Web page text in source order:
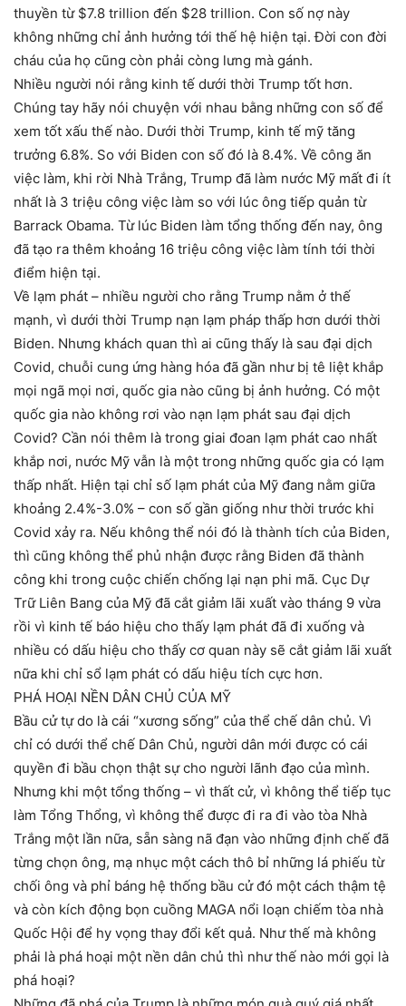
thuyền từ $7.8 trillion đến $28 trillion. Con số nợ này
không những chỉ ảnh hưởng tới thế hệ hiện tại. Đời con đời
cháu của họ cũng còn phải còng lưng mà gánh.
Nhiều người nói rằng kinh tế dưới thời Trump tốt hơn.
Chúng tay hãy nói chuyện với nhau bằng những con số để
xem tốt xấu thế nào. Dưới thời Trump, kinh tế mỹ tăng
trưởng 6.8%. So với Biden con số đó là 8.4%. Về công ăn
việc làm, khi rời Nhà Trắng, Trump đã làm nước Mỹ mất đi ít
nhất là 3 triệu công việc làm so với lúc ông tiếp quản từ
Barrack Obama. Từ lúc Biden làm tổng thống đến nay, ông
đã tạo ra thêm khoảng 16 triệu công việc làm tính tới thời
điểm hiện tại.
Về lạm phát – nhiều người cho rằng Trump nằm ở thế
mạnh, vì dưới thời Trump nạn lạm pháp thấp hơn dưới thời
Biden. Nhưng khách quan thì ai cũng thấy là sau đại dịch
Covid, chuỗi cung ứng hàng hóa đã gần như bị tê liệt khắp
mọi ngã mọi nơi, quốc gia nào cũng bị ảnh hưởng. Có một
quốc gia nào không rơi vào nạn lạm phát sau đại dịch
Covid? Cần nói thêm là trong giai đoan lạm phát cao nhất
khắp nơi, nước Mỹ vẫn là một trong những quốc gia có lạm
thấp nhất. Hiện tại chỉ số lạm phát của Mỹ đang nằm giữa
khoảng 2.4%-3.0% – con số gần giống như thời trước khi
Covid xảy ra. Nếu không thể nói đó là thành tích của Biden,
thì cũng không thể phủ nhận được rằng Biden đã thành
công khi trong cuộc chiến chống lại nạn phi mã. Cục Dự
Trữ Liên Bang của Mỹ đã cắt giảm lãi xuất vào tháng 9 vừa
rồi vì kinh tế báo hiệu cho thấy lạm phát đã đi xuống và
nhiều có dấu hiệu cho thấy cơ quan này sẽ cắt giảm lãi xuất
nữa khi chỉ sổ lạm phát có dấu hiệu tích cực hơn.
PHÁ HOẠI NỀN DÂN CHỦ CỦA MỸ
Bầu cử tự do là cái “xương sống” của thể chế dân chủ. Vì
chỉ có dưới thể chế Dân Chủ, người dân mới được có cái
quyền đi bầu chọn thật sự cho người lãnh đạo của mình.
Nhưng khi một tổng thống – vì thất cử, vì không thể tiếp tục
làm Tổng Thổng, vì không thể được đi ra đi vào tòa Nhà
Trắng một lần nữa, sẵn sàng nã đạn vào những định chế đã
từng chọn ông, mạ nhục một cách thô bỉ những lá phiếu từ
chối ông và phỉ báng hệ thống bầu cử đó một cách thậm tệ
và còn kích động bọn cuồng MAGA nổi loạn chiếm tòa nhà
Quốc Hội để hy vọng thay đổi kết quả. Như thế mà không
phải là phá hoại một nền dân chủ thì như thế nào mới gọi là
phá hoại?